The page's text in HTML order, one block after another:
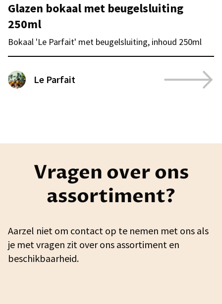
Glazen bokaal met beugelsluiting
250ml
Bokaal 'Le Parfait' met beugelsluiting, inhoud 250ml
Le Parfait
Vragen over ons
assortiment?
Aarzel niet om contact op te nemen met ons als
je met vragen zit over ons assortiment en
beschikbaarheid.